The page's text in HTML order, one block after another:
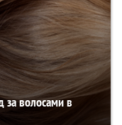
за волосами в